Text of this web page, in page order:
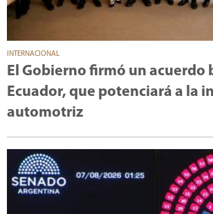
INTERNACIONAL
El Gobierno firmó un acuerdo
Ecuador, que potenciará a la
automotriz